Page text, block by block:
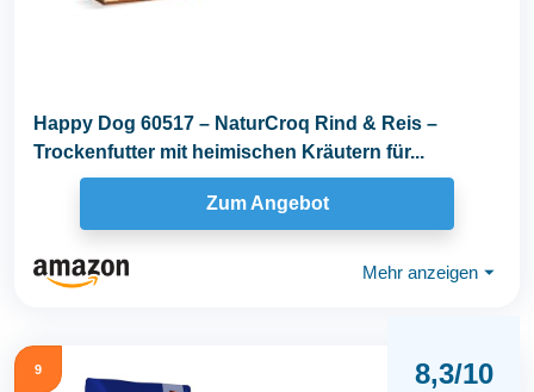
Happy Dog 60517 – NaturCroq Rind & Reis –
Trockenfutter mit heimischen Kräutern für...
Zum Angebot
Mehr anzeigen ⏷
9 8,3/10